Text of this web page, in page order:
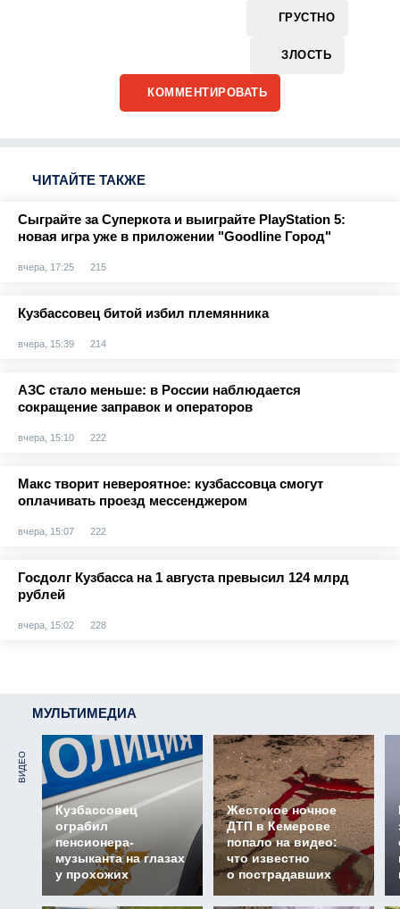
ГРУСТНО
ЗЛОСТЬ
КОММЕНТИРОВАТЬ
ЧИТАЙТЕ ТАКЖЕ
Сыграйте за Суперкота и выиграйте PlayStation 5:
новая игра уже в приложении "Goodline Город"
вчера, 17:25 215
Кузбассовец битой избил племянника
вчера, 15:39 214
АЗС стало меньше: в России наблюдается
сокращение заправок и операторов
вчера, 15:10 222
Макс творит невероятное: кузбассовца смогут
оплачивать проезд мессенджером
вчера, 15:07 222
Госдолг Кузбасса на 1 августа превысил 124 млрд
рублей
вчера, 15:02 228
МУЛЬТИМЕДИА
ВИДЕО
Кузбассовец
ограбил
пенсионера-
музыканта на глазах
у прохожих
Жестокое ночное
ДТП в Кемерове
попало на видео:
что известно
о пострадавших